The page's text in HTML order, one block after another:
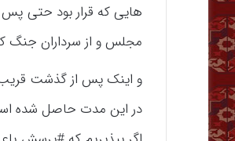
هایی که قرار بود حتی
مجلس و از سرداران جنگ
و اینک پس از گذشت قریب
در این مدت حاصل شده